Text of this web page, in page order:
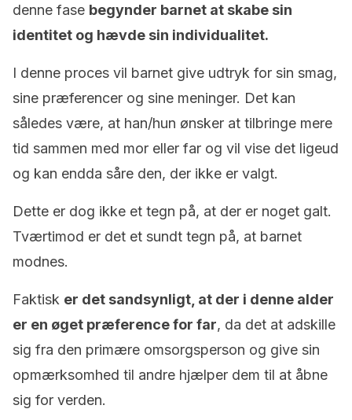
denne fase begynder barnet at skabe sin
identitet og hævde sin individualitet.
I denne proces vil barnet give udtryk for sin smag,
sine præferencer og sine meninger. Det kan
således være, at han/hun ønsker at tilbringe mere
tid sammen med mor eller far og vil vise det ligeud
og kan endda såre den, der ikke er valgt.
Dette er dog ikke et tegn på, at der er noget galt.
Tværtimod er det et sundt tegn på, at barnet
modnes.
Faktisk er det sandsynligt, at der i denne alder
er en øget præference for far, da det at adskille
sig fra den primære omsorgsperson og give sin
opmærksomhed til andre hjælper dem til at åbne
sig for verden.